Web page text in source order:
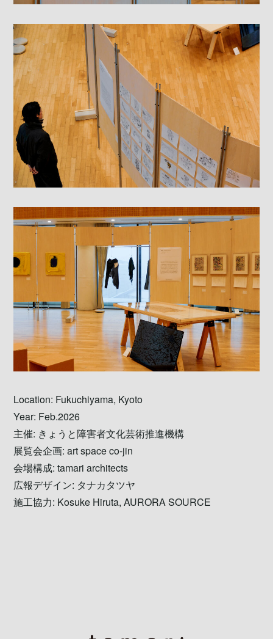
Location: Fukuchiyama, Kyoto
Year: Feb.2026
主催: きょうと障害者文化芸術推進機構
展覧会企画: art space co-jin
会場構成: tamari architects
広報デザイン: タナカタツヤ
施工協力: Kosuke Hiruta, AURORA SOURCE